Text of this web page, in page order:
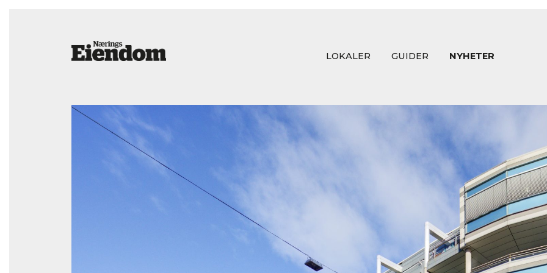
LOKALER GUIDER NYHETER